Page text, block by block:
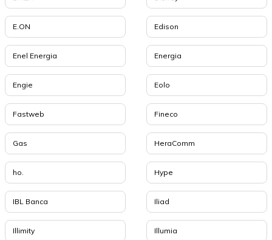
E.ON Edison
Enel Energia Energia
Engie Eolo
Fastweb Fineco
Gas HeraComm
ho. Hype
IBL Banca Iliad
Illimity Illumia